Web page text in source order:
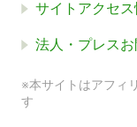
サイトアクセ
法人・プレス
※本サイトはアフィ
す